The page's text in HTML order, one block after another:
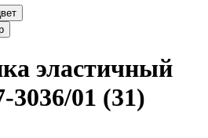
другой цвет
эластичный
01 (31)